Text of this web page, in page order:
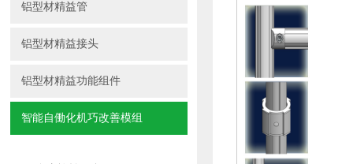
铝型材精益管
铝型材精益接头
铝型材精益功能组件
智能自働化机巧改善模组